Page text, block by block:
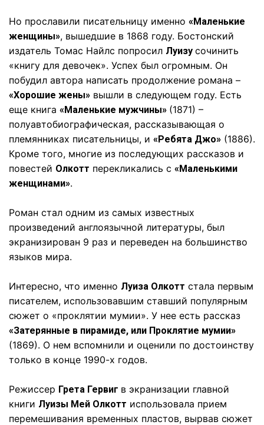
Но прославили писательницу именно «Маленькие
женщины», вышедшие в 1868 году. Бостонский
издатель Томас Найлс попросил Луизу сочинить
«книгу для девочек». Успех был огромным. Он
побудил автора написать продолжение романа –
«Хорошие жены» вышли в следующем году. Есть
еще книга «Маленькие мужчины» (1871) –
полуавтобиографическая, рассказывающая о
племянниках писательницы, и «Ребята Джо» (1886).
Кроме того, многие из последующих рассказов и
повестей Олкотт перекликались с «Маленькими
женщинами».
Роман стал одним из самых известных
произведений англоязычной литературы, был
экранизирован 9 раз и переведен на большинство
языков мира.
Интересно, что именно Луиза Олкотт стала первым
писателем, использовавшим ставший популярным
сюжет о «проклятии мумии». У нее есть рассказ
«Затерянные в пирамиде, или Проклятие мумии»
(1869). О нем вспомнили и оценили по достоинству
только в конце 1990-х годов.
Режиссер Грета Гервиг в экранизации главной
книги Луизы Мей Олкотт использовала прием
перемешивания временных пластов, вырвав сюжет